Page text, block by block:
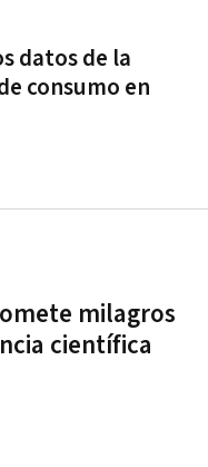
datos de la
consumo en
milagros
científica